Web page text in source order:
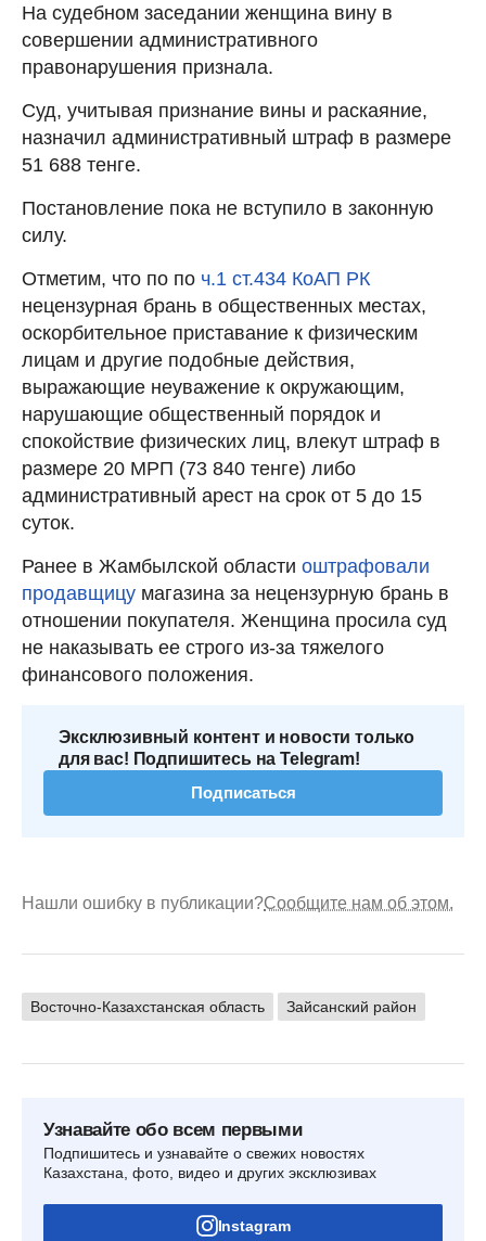
На судебном заседании женщина вину в
совершении административного
правонарушения признала.
Суд, учитывая признание вины и раскаяние,
назначил административный штраф в размере
51 688 тенге.
Постановление пока не вступило в законную
силу.
Отметим, что по по ч.1 ст.434 КоАП РК
нецензурная брань в общественных местах,
оскорбительное приставание к физическим
лицам и другие подобные действия,
выражающие неуважение к окружающим,
нарушающие общественный порядок и
спокойствие физических лиц, влекут штраф в
размере 20 МРП (73 840 тенге) либо
административный арест на срок от 5 до 15
суток.
Ранее в Жамбылской области оштрафовали
продавщицу магазина за нецензурную брань в
отношении покупателя. Женщина просила суд
не наказывать ее строго из-за тяжелого
финансового положения.
Эксклюзивный контент и новости только
для вас! Подпишитесь на Telegram!
Подписаться
Нашли ошибку в публикации?Сообщите нам об этом.
Восточно-Казахстанская область Зайсанский район
Узнавайте обо всем первыми
Подпишитесь и узнавайте о свежих новостях
Казахстана, фото, видео и других эксклюзивах
Instagram